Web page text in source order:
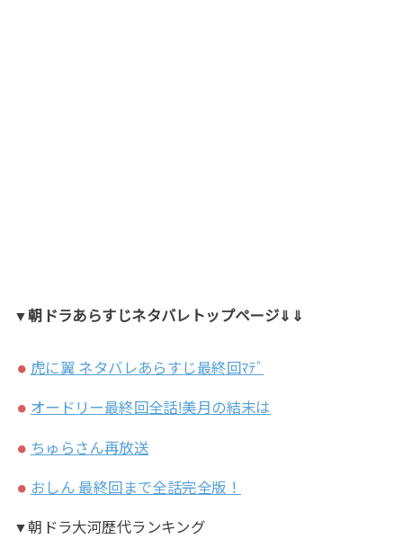
▼朝ドラあらすじネタバレトップページ⇓⇓
虎に翼 ネタバレあらすじ最終回ﾏﾃﾞ
オードリー最終回全話!美月の結末は
ちゅらさん再放送
おしん 最終回まで全話完全版！
▼朝ドラ大河歴代ランキング